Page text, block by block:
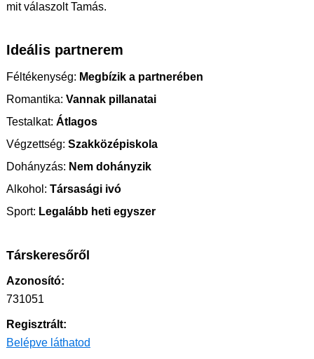
mit válaszolt Tamás.
Ideális partnerem
Féltékenység: Megbízik a partnerében
Romantika: Vannak pillanatai
Testalkat: Átlagos
Végzettség: Szakközépiskola
Dohányzás: Nem dohányzik
Alkohol: Társasági ivó
Sport: Legalább heti egyszer
Társkeresőről
Azonosító:
731051
Regisztrált:
Belépve láthatod